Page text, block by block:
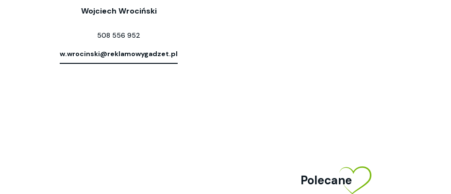
Wojciech Wrociński
508 556 952
w.wrocinski@reklamowygadzet.pl
Polecane